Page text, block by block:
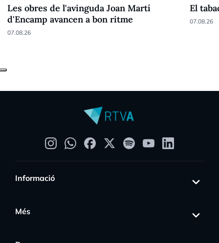
Les obres de l'avinguda Joan Martí
d'Encamp avancen a bon ritme
07.08.26
El
07.08.26
Informació
Més